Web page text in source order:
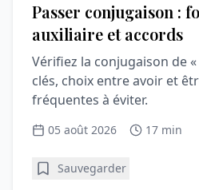
Passer conjugaison :
auxiliaire et accords
Vérifiez la conjugaison de
clés, choix entre avoir et
fréquentes à éviter.
05 août 2026 17 min
Sauvegarder